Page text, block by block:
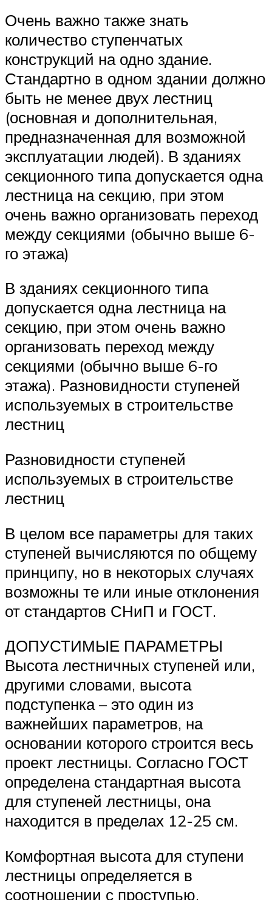
Очень важно также знать
количество ступенчатых
конструкций на одно здание.
Стандартно в одном здании должно
быть не менее двух лестниц
(основная и дополнительная,
предназначенная для возможной
эксплуатации людей). В зданиях
секционного типа допускается одна
лестница на секцию, при этом
очень важно организовать переход
между секциями (обычно выше 6-
го этажа)
В зданиях секционного типа
допускается одна лестница на
секцию, при этом очень важно
организовать переход между
секциями (обычно выше 6-го
этажа). Разновидности ступеней
используемых в строительстве
лестниц
Разновидности ступеней
используемых в строительстве
лестниц
В целом все параметры для таких
ступеней вычисляются по общему
принципу, но в некоторых случаях
возможны те или иные отклонения
от стандартов СНиП и ГОСТ.
ДОПУСТИМЫЕ ПАРАМЕТРЫ
Высота лестничных ступеней или,
другими словами, высота
подступенка – это один из
важнейших параметров, на
основании которого строится весь
проект лестницы. Согласно ГОСТ
определена стандартная высота
для ступеней лестницы, она
находится в пределах 12-25 см.
Комфортная высота для ступени
лестницы определяется в
соотношении с проступью.